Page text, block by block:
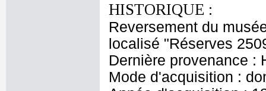
HISTORIQUE :
Reversement du
localisé "Réserves
Dernière provenance :
Mode d'acquisition :